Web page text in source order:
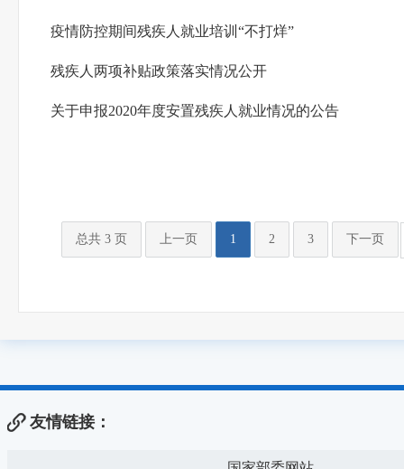
疫情防控期间残疾人就业培训“不打烊”
残疾人两项补贴政策落实情况公开
关于申报2020年度安置残疾人就业情况的公告
总共 3 页 上一页 1 2 3 下一页
友情链接：